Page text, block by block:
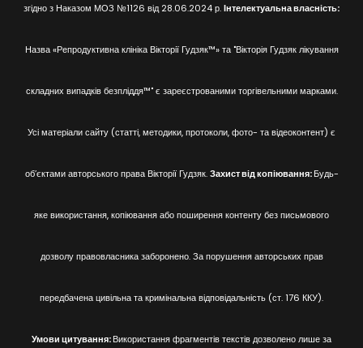
згідно з Наказом МОЗ №1126 від 28.06.2024 р.Інтелектуальна власність:
Назва «Репродуктивна клініка Вікторії Гудзяк™» та "Вікторія Гудзяк лікування
складних випадків безпліддя™" є зареєстрованими торгівельними марками.
Усі матеріали сайту (статті, методики, протоколи, фото- та відеоконтент) є
об’єктами авторського права Вікторії Гудзяк.Захист від копіювання:Будь-
яке використання, копіювання або поширення контенту без письмового
дозволу правовласника заборонено. За порушення авторських прав
передбачена цивільна та кримінальна відповідальність (ст. 176 ККУ).
Умови цитування:Використання фрагментів текстів дозволено лише за